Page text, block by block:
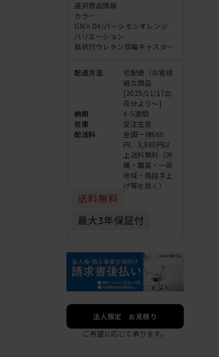
選択商品情報
カラー
GN×D4/パーシモンオレンジ
バリエーション
抵抗付ウレタン双輪キャスター
配送方法
宅配便（お客様
組立商品
[2025/11/17出
荷分より～]
納期
4-5週間
在庫
受注生産
配送料
全国一律660
円、3,980円以
上送料無料（沖
縄・離島・一部
地域・階段手上
げ等を除く）
法人限定 お見積り
ご希望に応じて承ります。